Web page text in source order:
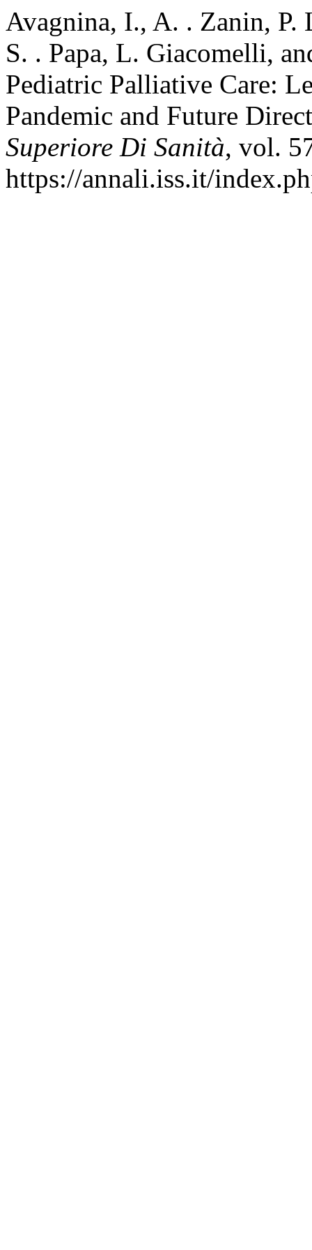
Avagnina, I., A. . Zanin,
S. . Papa, L. Giacomelli,
Pediatric Palliative Care:
Pandemic and Future
Superiore Di Sanità, vol.
https://annali.iss.it/